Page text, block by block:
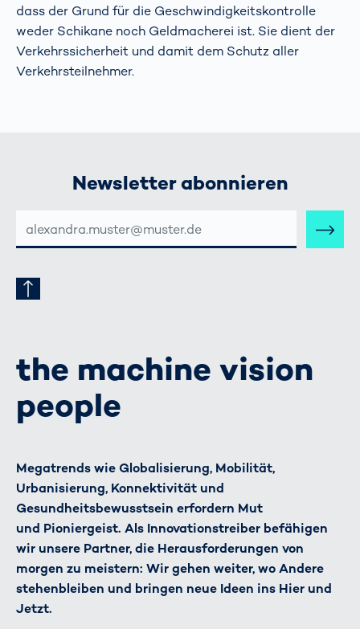
dass der Grund für die Geschwindigkeitskontrolle
weder Schikane noch Geldmacherei ist. Sie dient der
Verkehrssicherheit und damit dem Schutz aller
Verkehrsteilnehmer.
Newsletter abonnieren
MAIL-
ADRESSE
the machine vision
people
Megatrends wie Globalisierung, Mobilität,
Urbanisierung, Konnektivität und
Gesundheitsbewusstsein erfordern Mut
und Pioniergeist. Als Innovationstreiber befähigen
wir unsere Partner, die Herausforderungen von
morgen zu meistern: Wir gehen weiter, wo Andere
stehenbleiben und bringen neue Ideen ins Hier und
Jetzt.